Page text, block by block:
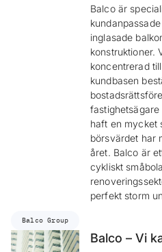
Balco är
inglasade
konstruktioner.
koncentrerad
kundbasen
haft en mycket
börsvärdet har
året. Balco är
cykliskt
perfekt storm
Balco Group
Balco – Vi